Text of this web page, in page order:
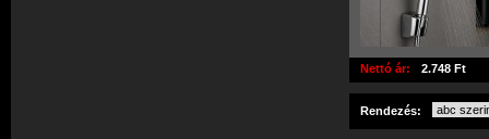
Nettó ár: 2.748 Ft
Rendezés: